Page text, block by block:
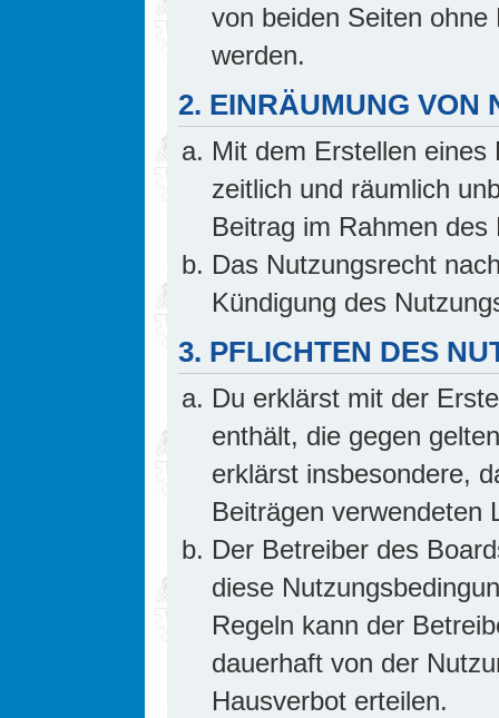
von beiden Seiten
werden.
2. EINRÄUMUNG VON
Mit dem Erstellen
zeitlich und räumlich
Beitrag im Rahmen
Das Nutzungsrecht
Kündigung des
3. PFLICHTEN DES
Du erklärst mit der
enthält, die gegen
erklärst insbesondere,
Beiträgen verwendeten
Der Betreiber des
diese
Regeln kann der
dauerhaft von der
Hausverbot erteilen.